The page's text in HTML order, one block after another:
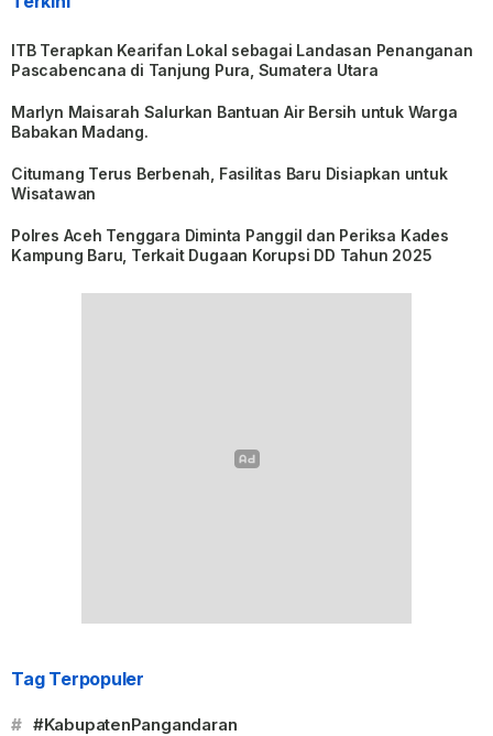
ITB Terapkan Kearifan Lokal sebagai Landasan Penanganan
Pascabencana di Tanjung Pura, Sumatera Utara
Marlyn Maisarah Salurkan Bantuan Air Bersih untuk Warga
Babakan Madang.
Citumang Terus Berbenah, Fasilitas Baru Disiapkan untuk
Wisatawan
Polres Aceh Tenggara Diminta Panggil dan Periksa Kades
Kampung Baru, Terkait Dugaan Korupsi DD Tahun 2025
Tag Terpopuler
# #KabupatenPangandaran